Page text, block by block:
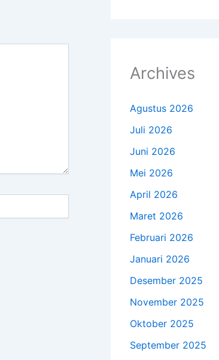
Archives
Agustus 2026
Juli 2026
Juni 2026
Mei 2026
April 2026
Maret 2026
Februari 2026
Januari 2026
Desember 2025
November 2025
Oktober 2025
September 2025